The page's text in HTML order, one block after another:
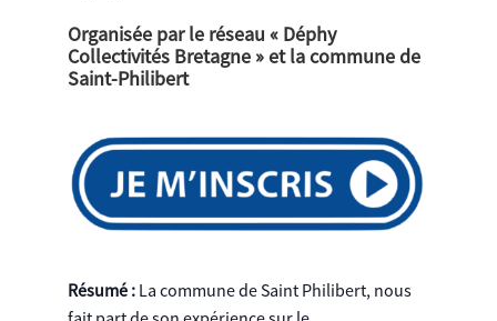
Organisée par le réseau « Déphy
Collectivités Bretagne » et la commune de
Saint-Philibert
Résumé : La commune de Saint Philibert, nous